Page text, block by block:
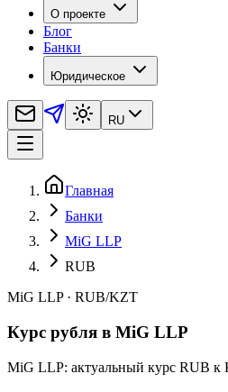
О проекте
Блог
Банки
Юридическое
RU
Главная
Банки
MiG LLP
RUB
MiG LLP· RUB/KZT
Курс рубля в MiG LLP
MiG LLP: актуальный курс RUB к